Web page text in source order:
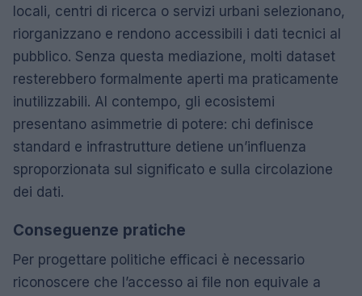
locali, centri di ricerca o servizi urbani selezionano,
riorganizzano e rendono accessibili i dati tecnici al
pubblico. Senza questa mediazione, molti dataset
resterebbero formalmente aperti ma praticamente
inutilizzabili. Al contempo, gli ecosistemi
presentano asimmetrie di potere: chi definisce
standard e infrastrutture detiene un’influenza
sproporzionata sul significato e sulla circolazione
dei dati.
Conseguenze pratiche
Per progettare politiche efficaci è necessario
riconoscere che l’accesso ai file non equivale a